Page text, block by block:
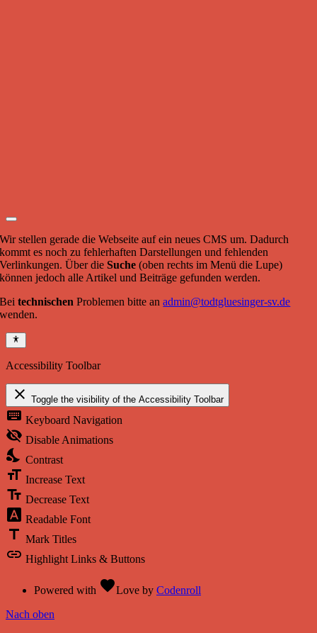
Wir stellen gerade die Webseite auf ein neues CMS um. Dadurch
kommt es noch zu fehlerhaften Darstellungen und fehlenden
Verlinkungen. Über dieSuche (oben rechts im Menü die Lupe)
können jedoch alle Artikel und Beiträge gefunden werden.
Beitechnischen Problemen bitte anadmin@todtgluesinger-sv.de
wenden.
Accessibility Toolbar
close Toggle the visibility of the Accessibility Toolbar
keyboard Keyboard Navigation
visibility_off Disable Animations
nights_stay Contrast
format_size Increase Text
text_fields Decrease Text
font_download Readable Font
title Mark Titles
link Highlight Links & Buttons
Powered with favoriteLove by Codenroll
Nach oben